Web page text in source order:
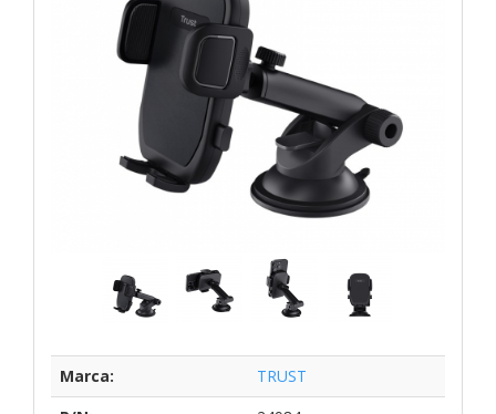
Marca:
TRUST